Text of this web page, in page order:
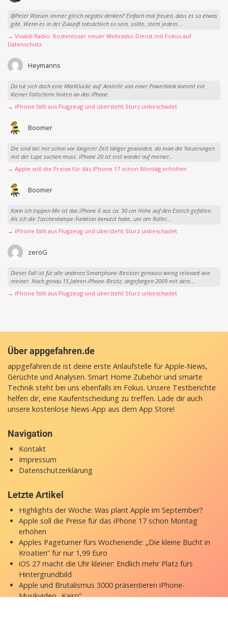
@Peter Warum immer gleich negativ denken? Einfach mal freuen, dass es so etwas
gibt. Wenn es in der Zukunft tatsächlich so sein, sollte, steht jedem...
→ Vivaldi Radio: Kostenloser neuer Webradio-Dienst mit Fokus auf
Datenschutz
Heymanns
Da tut sich doch eine Marktlücke auf: Anstelle von einer Powerbank kommt ein
kleiner Fallschirm hinten an das iPhone.
→ iPhone fällt aus Flugzeug und übersteht Sturz unbeschadet
Boomer
Die sind bei mir schon vor längerer Zeit länger geworden, da man die Neuerungen
mit der Lupe suchen muss. iPhone 20 ist erst wieder auf meiner...
→ Apple soll die Preise für das iPhone 17 schon Montag erhöhen
Boomer
Kann ich toppen Mir ist das iPhone 6 aus ca. 30 cm Höhe auf den Estrich gefallen.
Als ich die Taschenlampe-Funktion benutzt habe, um am Roller...
→ iPhone fällt aus Flugzeug und übersteht Sturz unbeschadet
zeroG
Dieser Fall ist für alle anderen Smartphone-Besitzer genauso wenig relevant wie
meiner. Nach genau 15 Jahren iPhone-Besitz, angefangen 2009 mit dem...
→ iPhone fällt aus Flugzeug und übersteht Sturz unbeschadet
Über appgefahren.de
appgefahren.de ist deine erste Anlaufstelle für Apple-News,
Gerüchte und Analysen. Smart Home Zubehör und smarte
Technik steht bei uns ebenfalls im Fokus. Unsere Testberichte
helfen dir, eine Kaufentscheidung zu treffen. Lade dir auch
unsere kostenlose News-App aus dem App Store!
Navigation
Kontakt
Impressum
Datenschutzerklärung
Letzte Artikel
Highlights der Woche: Was plant Apple im September?
Apple soll die Preise für das iPhone 17 schon Montag
erhöhen
Apples Pageturner fürs Wochenende: „Die kleine Bucht in
Kroatien“ für nur 1,99 Euro
iOS 27 macht die Uhr kleiner: Endlich mehr Platz fürs
Hintergrundbild
Apple und Brutalismus 3000 präsentieren iPhone-
Musikvideo „Kairo“